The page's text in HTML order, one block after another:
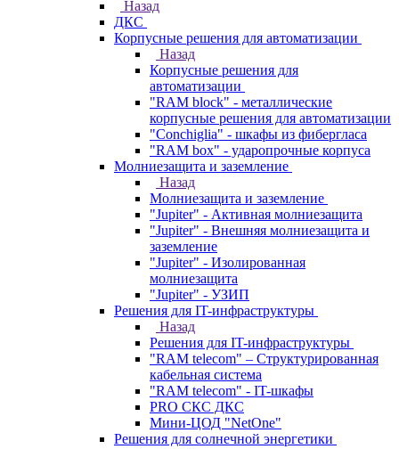
Назад
ДКС
Корпусные решения для автоматизации
Назад
Корпусные решения для
автоматизации
"RAM block" - металлические
корпусные решения для автоматизации
"Conchiglia" - шкафы из фибергласа
"RAM box" - ударопрочные корпуса
Молниезащита и заземление
Назад
Молниезащита и заземление
"Jupiter" - Активная молниезащита
"Jupiter" - Внешняя молниезащита и
заземление
"Jupiter" - Изолированная
молниезащита
"Jupiter" - УЗИП
Решения для IT-инфраструктуры
Назад
Решения для IT-инфраструктуры
"RAM telecom" – Структурированная
кабельная система
"RAM telecom" - IT-шкафы
PRO СКС ДКС
Мини-ЦОД "NetOne"
Решения для солнечной энергетики